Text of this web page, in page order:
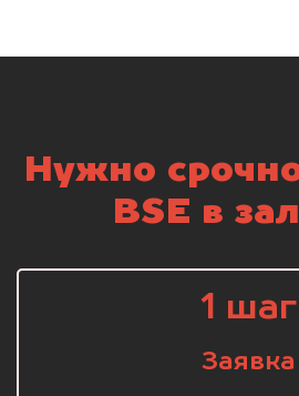
Нужно
BSE в
1 шаг
Заявка